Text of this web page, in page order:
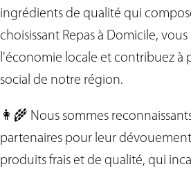
ingrédients de qualité qui
choisissant Repas à Domicile,
l'économie locale et contribuez à
social de notre région.
👩‍🌾 Nous sommes
partenaires pour leur
produits frais et de qualité, qui